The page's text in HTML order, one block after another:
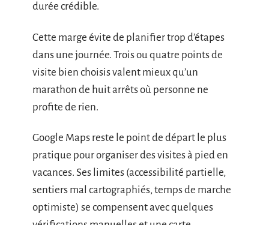
durée crédible.
Cette marge évite de planifier trop d’étapes
dans une journée. Trois ou quatre points de
visite bien choisis valent mieux qu’un
marathon de huit arrêts où personne ne
profite de rien.
Google Maps reste le point de départ le plus
pratique pour organiser des visites à pied en
vacances. Ses limites (accessibilité partielle,
sentiers mal cartographiés, temps de marche
optimiste) se compensent avec quelques